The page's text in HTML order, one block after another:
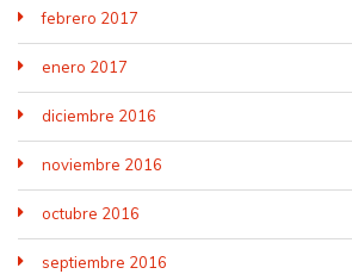
febrero 2017
enero 2017
diciembre 2016
noviembre 2016
octubre 2016
septiembre 2016